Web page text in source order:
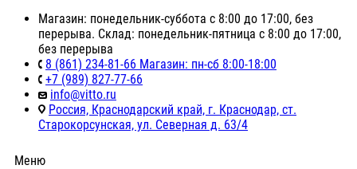
Магазин: понедельник-суббота с 8:00 до 17:00, без
перерыва. Склад: понедельник-пятница с 8:00 до 17:00,
без перерыва
8 (861) 234-81-66 Магазин: пн-сб 8:00-18:00
+7 (989) 827-77-66
info@vitto.ru
Россия, Краснодарский край, г. Краснодар, ст.
Старокорсунская, ул. Северная д. 63/4
Меню